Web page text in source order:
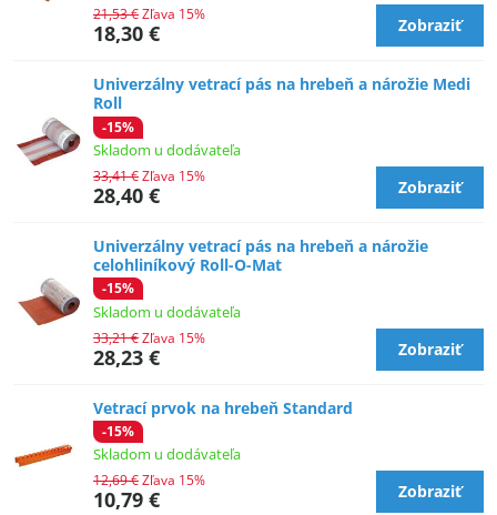
18,30 €
21,53 €Zľava 15%
Zobraziť
Univerzálny vetrací pás na hrebeň a nárožie Medi
Roll
-15%
Skladom u dodávateľa
28,40 €
33,41 €Zľava 15%
Zobraziť
Univerzálny vetrací pás na hrebeň a nárožie
celohliníkový Roll-O-Mat
-15%
Skladom u dodávateľa
28,23 €
33,21 €Zľava 15%
Zobraziť
Vetrací prvok na hrebeň Standard
-15%
Skladom u dodávateľa
10,79 €
12,69 €Zľava 15%
Zobraziť